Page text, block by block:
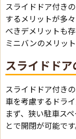
スライドドア付き
するメリットが多
べきデメリットも
ミニバンのメリッ
スライドド
スライドドア付き
車を考慮するドラ
まず、狭い駐車ス
とで開閉が可能です